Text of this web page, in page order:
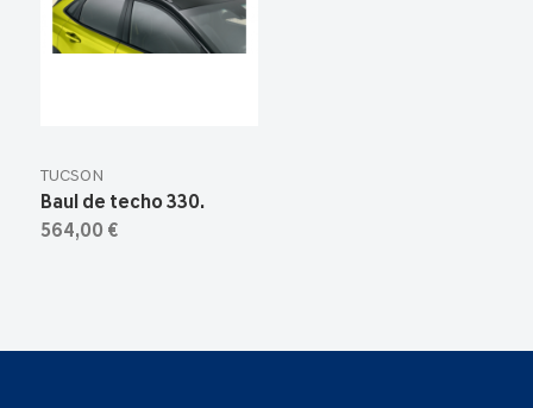
TUCSON
Baul de techo 330.
564,00 €